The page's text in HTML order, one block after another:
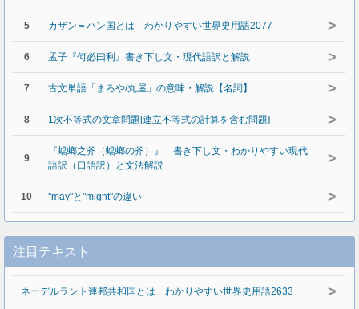
5 カザン＝ハン国とは わかりやすい世界史用語2077 >
6 孟子『何必曰利』書き下し文・現代語訳と解説 >
7 古文単語「まろや/丸屋」の意味・解説【名詞】 >
8 1次不等式の文章問題[連立不等式の計算を含む問題] >
9
『蟷螂之斧（蟷螂の斧）』 書き下し文・わかりやすい現代
語訳（口語訳）と文法解説
>
10 "may"と"might"の違い >
注目テキスト
ネーデルラント連邦共和国とは わかりやすい世界史用語2633 >